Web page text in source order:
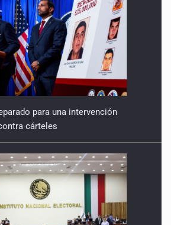
para una intervención
cárteles